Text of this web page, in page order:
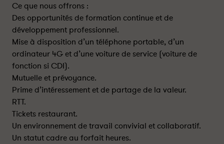
Ce que nous offrons :
Des opportunités de formation continue et de
développement professionnel.
Mise à disposition d’un téléphone portable, d’un
ordinateur 4G et d’une voiture de service (voiture de
fonction si CDI).
Mutuelle et prévoyance.
Prime d’intéressement et de partage de la valeur.
RTT.
Tickets restaurant.
Un environnement de travail convivial et collaboratif.
Un statut cadre au forfait heures.